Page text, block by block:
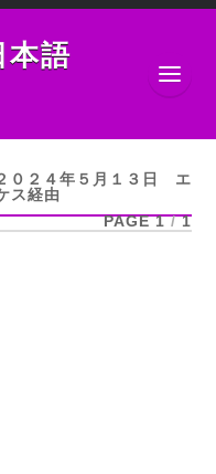
本語
０２４年５月１３日 エ
ス経由
PAGE 1 / 1